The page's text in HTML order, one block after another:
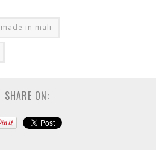
in mali
SHARE ON: